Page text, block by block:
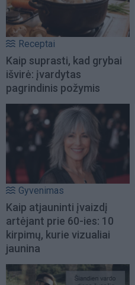
Receptai
Kaip suprasti, kad grybai
išvirė: įvardytas
pagrindinis požymis
Gyvenimas
Kaip atjauninti įvaizdį
artėjant prie 60-ies: 10
kirpimų, kurie vizualiai
jaunina